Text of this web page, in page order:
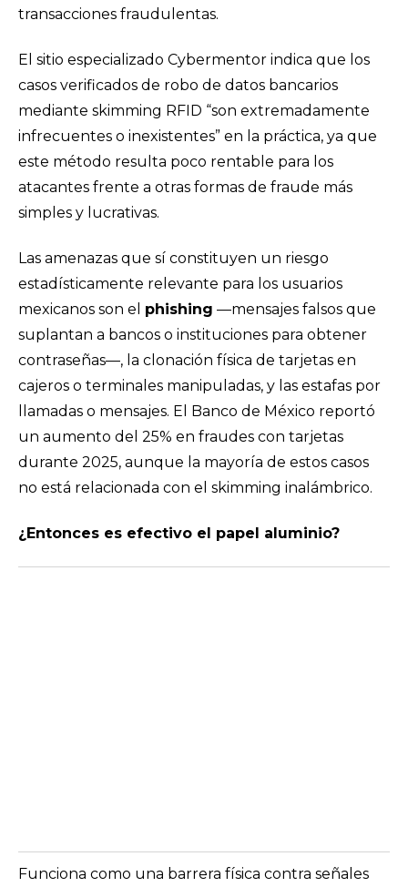
transacciones fraudulentas.
El sitio especializado Cybermentor indica que los
casos verificados de robo de datos bancarios
mediante skimming RFID “son extremadamente
infrecuentes o inexistentes” en la práctica, ya que
este método resulta poco rentable para los
atacantes frente a otras formas de fraude más
simples y lucrativas.
Las amenazas que sí constituyen un riesgo
estadísticamente relevante para los usuarios
mexicanos son el phishing —mensajes falsos que
suplantan a bancos o instituciones para obtener
contraseñas—, la clonación física de tarjetas en
cajeros o terminales manipuladas, y las estafas por
llamadas o mensajes. El Banco de México reportó
un aumento del 25% en fraudes con tarjetas
durante 2025, aunque la mayoría de estos casos
no está relacionada con el skimming inalámbrico.
¿Entonces es efectivo el papel aluminio?
Funciona como una barrera física contra señales